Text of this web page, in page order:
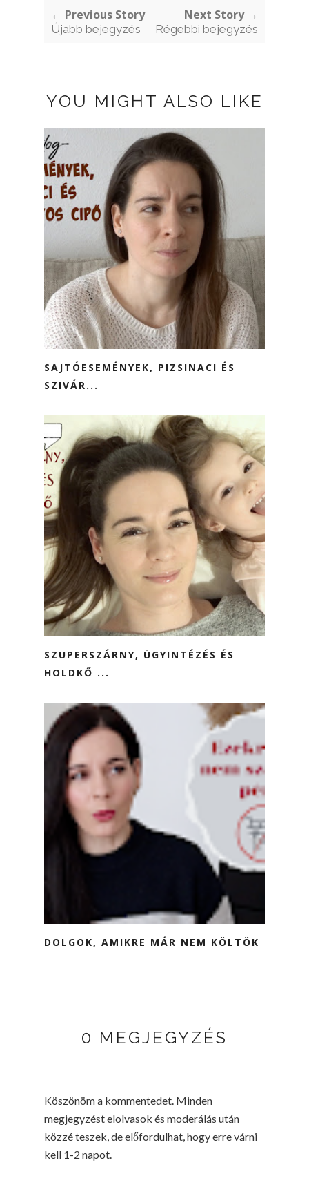
← Previous Story
Újabb bejegyzés
Next Story →
Régebbi bejegyzés
YOU MIGHT ALSO LIKE
SAJTÓESEMÉNYEK, PIZSINACI ÉS
SZIVÁR...
SZUPERSZÁRNY, ÜGYINTÉZÉS ÉS
HOLDKŐ ...
DOLGOK, AMIKRE MÁR NEM KÖLTÖK
0 MEGJEGYZÉS
Köszönöm a kommentedet. Minden
megjegyzést elolvasok és moderálás után
közzé teszek, de előfordulhat, hogy erre várni
kell 1-2 napot.